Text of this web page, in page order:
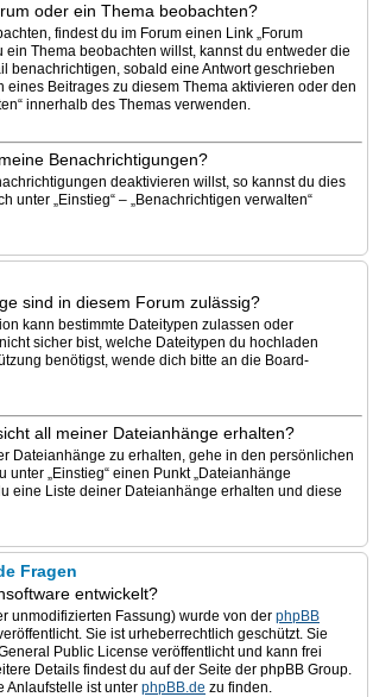
oder ein Thema beobachten?
findest du im Forum einen Link „Forum
ein Thema beobachten willst, kannst du entweder die
benachrichtigen, sobald eine Antwort geschrieben
eines Beitrages zu diesem Thema aktivieren oder den
innerhalb des Themas verwenden.
Benachrichtigungen?
deaktivieren willst, so kannst du dies
unter „Einstieg“ – „Benachrichtigen verwalten“
sind in diesem Forum zulässig?
kann bestimmte Dateitypen zulassen oder
sicher bist, welche Dateitypen du hochladen
benötigst, wende dich bitte an die Board-
all meiner Dateianhänge erhalten?
Dateianhänge zu erhalten, gehe in den persönlichen
unter „Einstieg“ einen Punkt „Dateianhänge
eine Liste deiner Dateianhänge erhalten und diese
Fragen
entwickelt?
unmodifizierten Fassung) wurde von der phpBB
Sie ist urheberrechtlich geschützt. Sie
Public License veröffentlicht und kann frei
Details findest du auf der Seite der phpBB Group.
Anlaufstelle ist unter phpBB.de zu finden.